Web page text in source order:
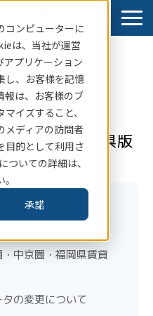
コンピューターに
は、当社が運営
アプリケーション
し、お客様を記憶
報は、お客様のブ
イズすること、
メディアの訪問者
目的として利用さ
いての詳細は、
承諾
はこちら
ス
例
せ
ポート
会員登録
京圏・福岡県版
6月
貸住宅指標
中京圏・福岡県賃貸
の変更について